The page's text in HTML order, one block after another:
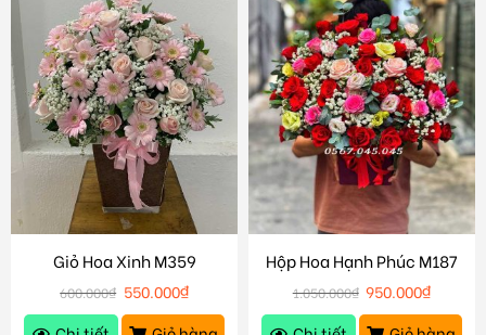
Giỏ Hoa Xinh M359
600.000₫ 550.000₫
Hộp Hoa Hạnh Phúc M187
1.050.000₫ 950.000₫